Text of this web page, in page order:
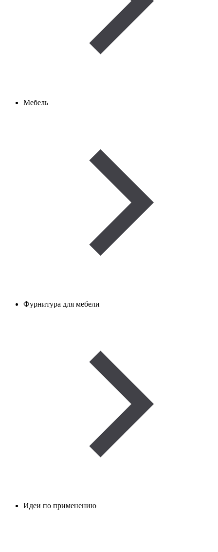
Мебель
Фурнитура для мебели
Идеи по применению